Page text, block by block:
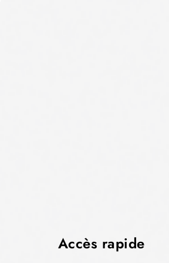
Accès rapide